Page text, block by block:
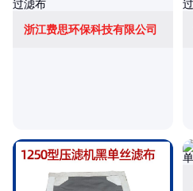
浙江费思环保科技有限公司